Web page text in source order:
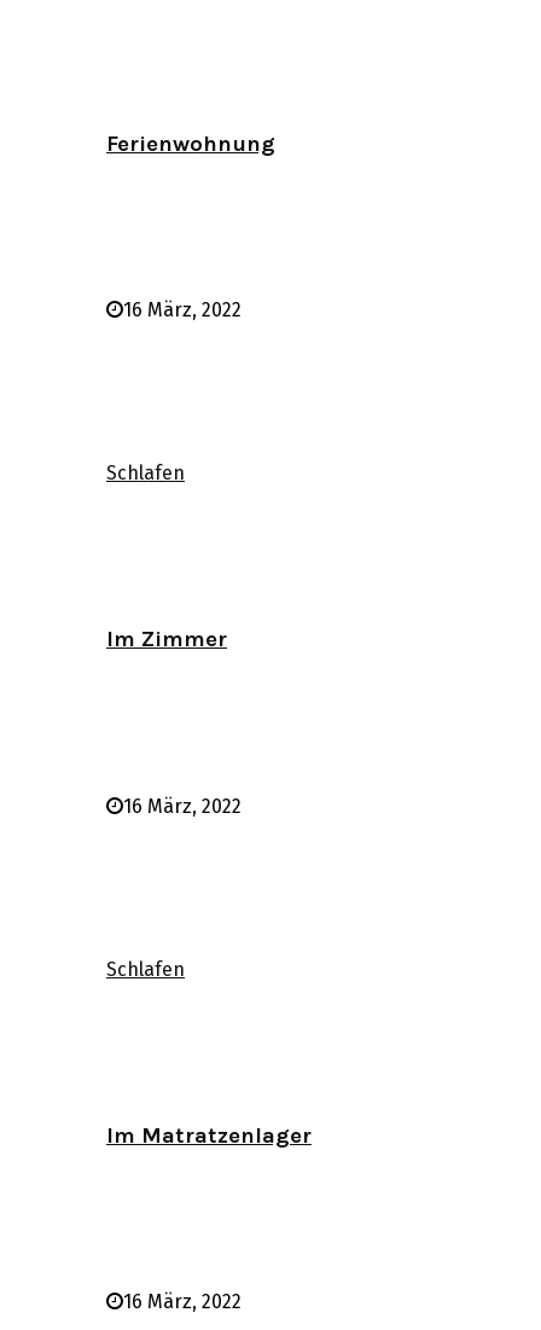
Ferienwohnung
16 März, 2022
Schlafen
Im Zimmer
16 März, 2022
Schlafen
Im Matratzenlager
16 März, 2022